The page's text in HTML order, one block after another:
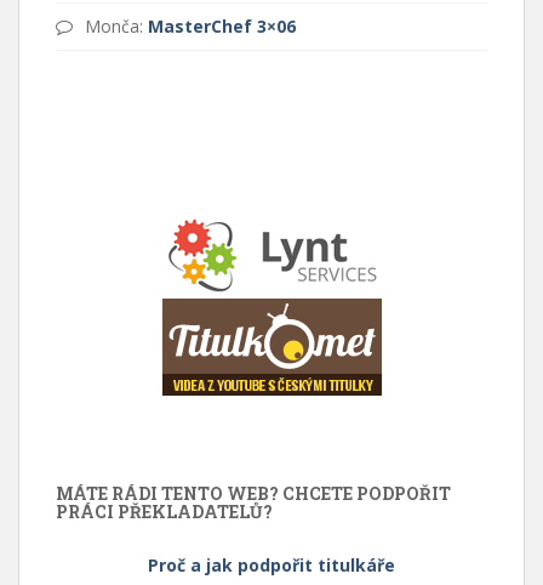
Monča: MasterChef 3×06
MÁTE RÁDI TENTO WEB? CHCETE PODPOŘIT
PRÁCI PŘEKLADATELŮ?
Proč a jak podpořit titulkáře